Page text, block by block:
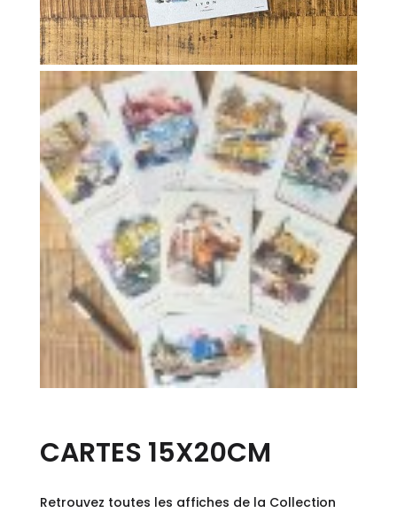
CARTES 15X20CM
Retrouvez toutes les affiches de la Collection